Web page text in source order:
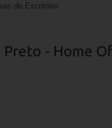
de Escritório
Preto - Home